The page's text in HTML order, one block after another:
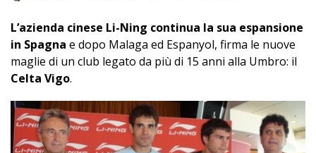
L’azienda cinese Li-Ning continua la sua espansione
in Spagna e dopo Malaga ed Espanyol, firma le nuove
maglie di un club legato da più di 15 anni alla Umbro: il
Celta Vigo.